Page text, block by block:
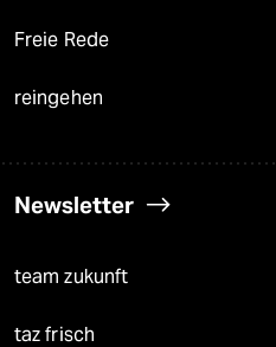
Freie Rede
reingehen
Newsletter
team zukunft
taz frisch